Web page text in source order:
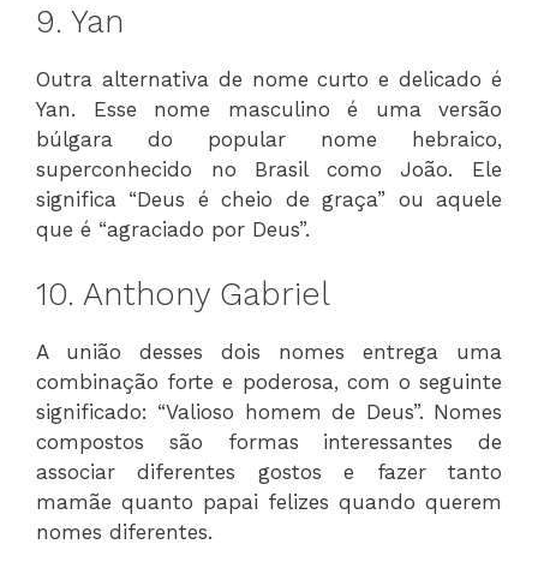
9. Yan
Outra alternativa de nome curto e delicado é
Yan. Esse nome masculino é uma versão
búlgara do popular nome hebraico,
superconhecido no Brasil como João. Ele
significa “Deus é cheio de graça” ou aquele
que é “agraciado por Deus”.
10. Anthony Gabriel
A união desses dois nomes entrega uma
combinação forte e poderosa, com o seguinte
significado: “Valioso homem de Deus”. Nomes
compostos são formas interessantes de
associar diferentes gostos e fazer tanto
mamãe quanto papai felizes quando querem
nomes diferentes.